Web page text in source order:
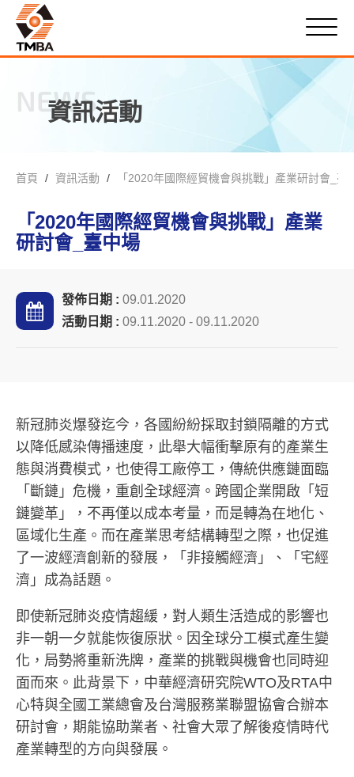
NEWS
資訊活動
首頁 資訊活動 「2020年國際經貿機會與挑戰」產業研討會_臺
「2020年國際經貿機會與挑戰」產業
研討會_臺中場
發佈日期 : 09.01.2020
活動日期 : 09.11.2020 - 09.11.2020
新冠肺炎爆發迄今，各國紛紛採取封鎖隔離的方式
以降低感染傳播速度，此舉大幅衝擊原有的產業生
態與消費模式，也使得工廠停工，傳統供應鏈面臨
「斷鏈」危機，重創全球經濟。跨國企業開啟「短
鏈變革」，不再僅以成本考量，而是轉為在地化、
區域化生產。而在產業思考結構轉型之際，也促進
了一波經濟創新的發展，「非接觸經濟」、「宅經
濟」成為話題。
即使新冠肺炎疫情趨緩，對人類生活造成的影響也
非一朝一夕就能恢復原狀。因全球分工模式產生變
化，局勢將重新洗牌，產業的挑戰與機會也同時迎
面而來。此背景下，中華經濟研究院WTO及RTA中
心特與全國工業總會及台灣服務業聯盟協會合辦本
研討會，期能協助業者、社會大眾了解後疫情時代
產業轉型的方向與發展。